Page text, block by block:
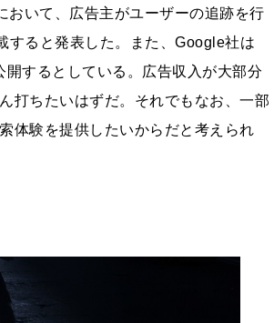
いて、広告主がユーザーの追跡を行
ると発表した。また、Google社は
するとしている。広告収入が大部分
打ちたいはずだ。それでもなお、一部
体験を提供したいからだと考えられ